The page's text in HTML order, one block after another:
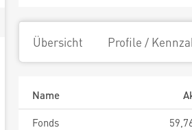
Übersicht Profile /
Name
Fonds